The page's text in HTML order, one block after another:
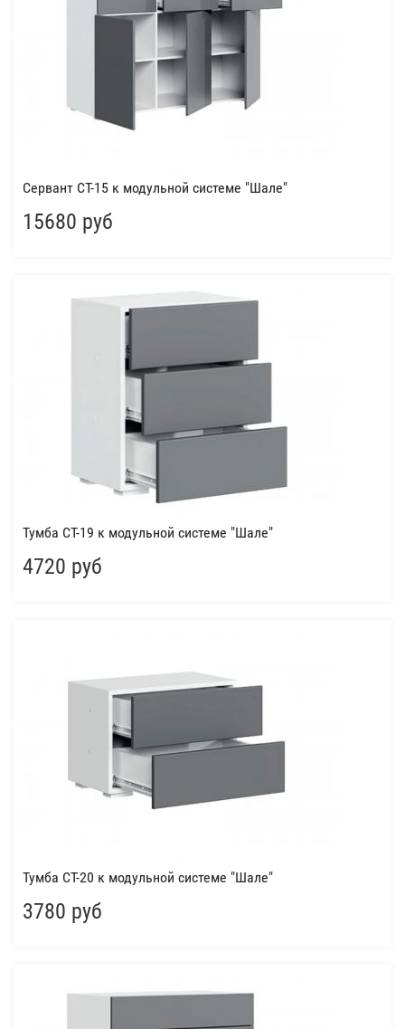
Сервант СТ-15 к модульной системе "Шале"
15680 руб
Тумба СТ-19 к модульной системе "Шале"
4720 руб
Тумба СТ-20 к модульной системе "Шале"
3780 руб